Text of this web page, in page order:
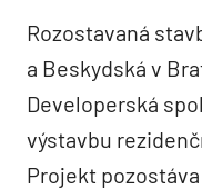
Rozostavaná
a Beskydská v
Developerská
výstavbu
Projekt